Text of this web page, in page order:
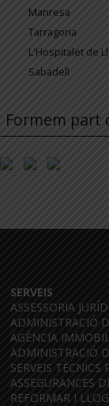
Manresa
Tarragona
L'Hospitalet de
Sabadell
Formem part
SERVEIS
ASSESSORIA
ADMINISTRACIÓ
AGÈNCIA
ADMINISTRACIÓ
SERVEIS TÈCNICS
ASSEGURANCES
REFORMAR I